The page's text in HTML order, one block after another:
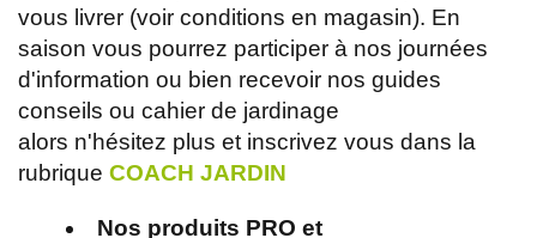
vous livrer (voir conditions en magasin). En
saison vous pourrez participer à nos journées
d'information ou bien recevoir nos guides
conseils ou cahier de jardinage
alors n'hésitez plus et inscrivez vous dans la
rubrique COACH JARDIN
Nos produits PRO et